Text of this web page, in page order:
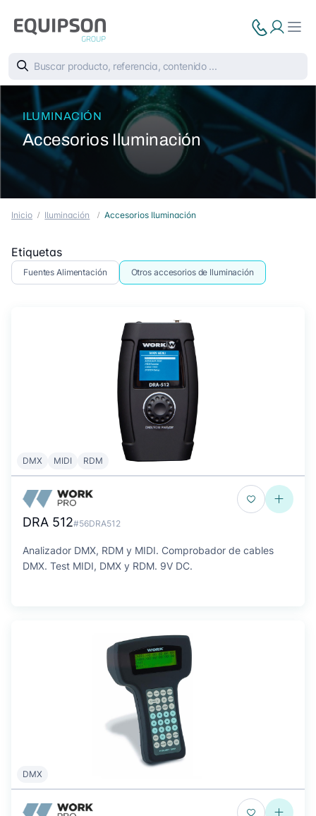
ILUMINACIÓN
Accesorios Iluminación
Inicio Iluminación Accesorios Iluminación
Etiquetas
Fuentes Alimentación Otros accesorios de Iluminación
DMX MIDI RDM
DRA 512#56DRA512
Analizador DMX, RDM y MIDI. Comprobador de cables
DMX. Test MIDI, DMX y RDM. 9V DC.
DMX